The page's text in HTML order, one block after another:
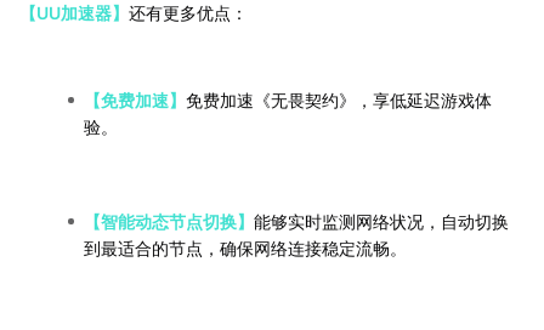
【UU加速器】 还有更多优点：
【免费加速】 免费加速《无畏契约》，享低延迟游戏体
验。
【智能动态节点切换】 能够实时监测网络状况，自动切换
到最适合的节点，确保网络连接稳定流畅。